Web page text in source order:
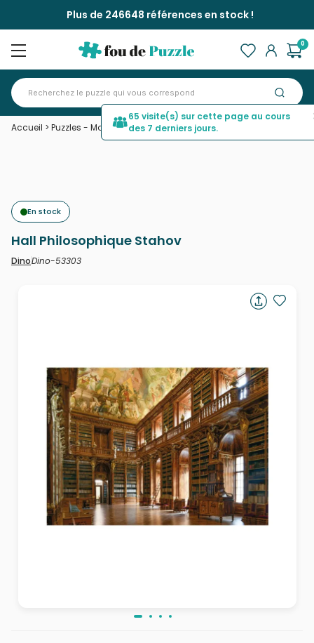
Plus de 246648 références en stock !
0
Accueil > Puzzles - Monuments>Hall Philosophique Stahov
En stock
Hall Philosophique Stahov
DinoDino-53303
65 visite(s) sur cette page au cours
des 7 derniers jours.